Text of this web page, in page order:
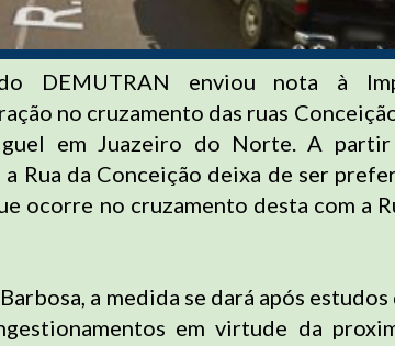
DEMUTRAN enviou nota à
no cruzamento das ruas
em Juazeiro do Norte. A partir
Rua da Conceição deixa de ser
ocorre no cruzamento desta com a
a medida se dará após estudos
em virtude da